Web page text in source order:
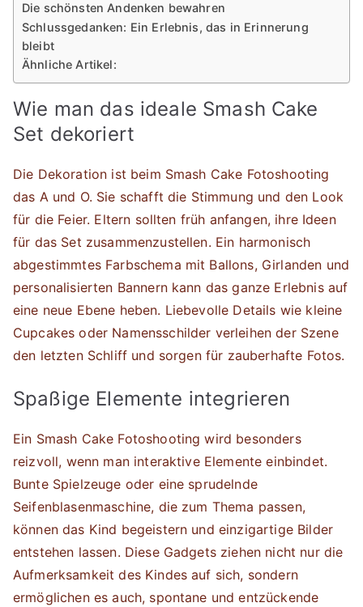
Die schönsten Andenken bewahren
Schlussgedanken: Ein Erlebnis, das in Erinnerung
bleibt
Ähnliche Artikel:
Wie man das ideale Smash Cake
Set dekoriert
Die Dekoration ist beim Smash Cake Fotoshooting
das A und O. Sie schafft die Stimmung und den Look
für die Feier. Eltern sollten früh anfangen, ihre Ideen
für das Set zusammenzustellen. Ein harmonisch
abgestimmtes Farbschema mit Ballons, Girlanden und
personalisierten Bannern kann das ganze Erlebnis auf
eine neue Ebene heben. Liebevolle Details wie kleine
Cupcakes oder Namensschilder verleihen der Szene
den letzten Schliff und sorgen für zauberhafte Fotos.
Spaßige Elemente integrieren
Ein Smash Cake Fotoshooting wird besonders
reizvoll, wenn man interaktive Elemente einbindet.
Bunte Spielzeuge oder eine sprudelnde
Seifenblasenmaschine, die zum Thema passen,
können das Kind begeistern und einzigartige Bilder
entstehen lassen. Diese Gadgets ziehen nicht nur die
Aufmerksamkeit des Kindes auf sich, sondern
ermöglichen es auch, spontane und entzückende